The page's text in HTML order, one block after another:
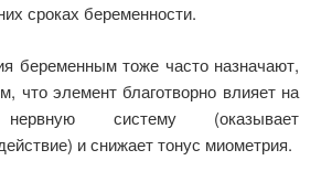
сроках беременности.
беременным тоже часто назначают,
что элемент благотворно влияет на
нервную систему (оказывает
и снижает тонус миометрия.